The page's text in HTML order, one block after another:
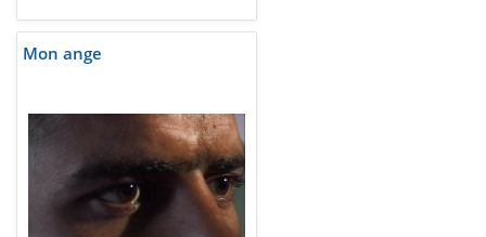
Mon ange